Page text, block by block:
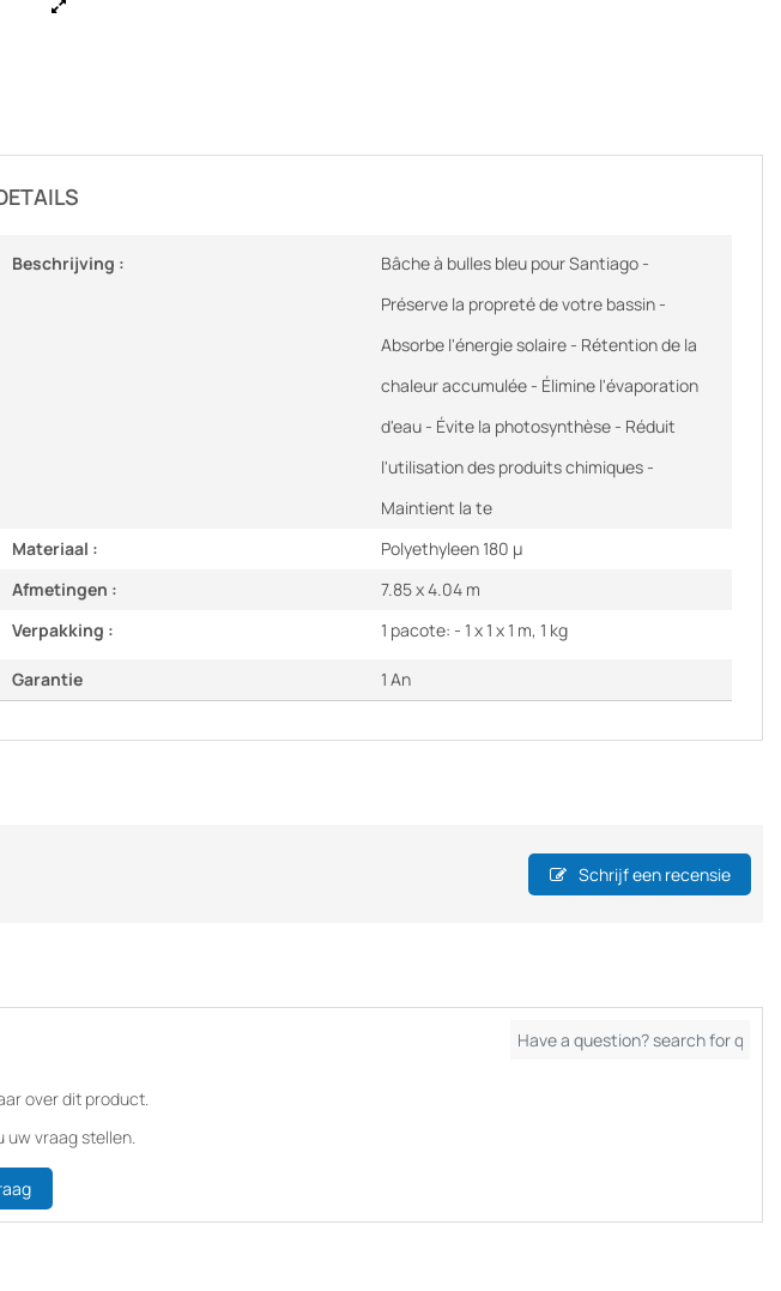
Beschrijving :
Bâche à bulles bleu pour Santiago -
Préserve la propreté de votre bassin -
Absorbe l'énergie solaire - Rétention de la
chaleur accumulée - Élimine l'évaporation
d'eau - Évite la photosynthèse - Réduit
l'utilisation des produits chimiques -
Maintient la te
Materiaal :
Polyethyleen 180 µ
Afmetingen :
7.85 x 4.04 m
Verpakking :
1 pacote: - 1 x 1 x 1 m, 1 kg
Garantie 1 An
Schrijf een recensie
over dit product.
uw vraag stellen.